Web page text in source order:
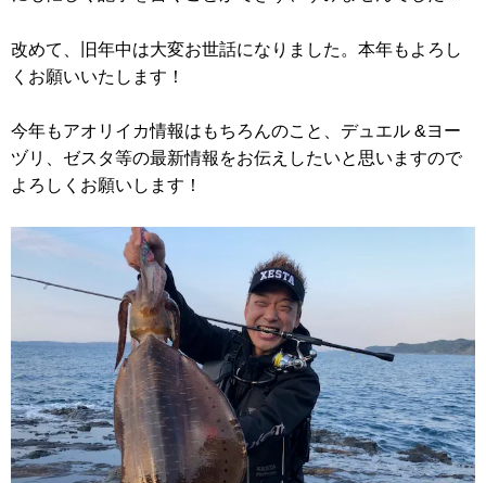
改めて、旧年中は大変お世話になりました。本年もよろし
くお願いいたします！
今年もアオリイカ情報はもちろんのこと、デュエル &ヨー
ヅリ、ゼスタ等の最新情報をお伝えしたいと思いますので
よろしくお願いします！